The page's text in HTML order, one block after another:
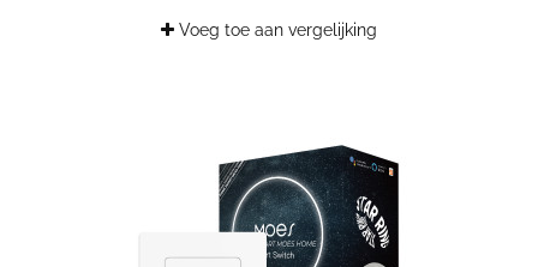
Voeg toe aan vergelijking